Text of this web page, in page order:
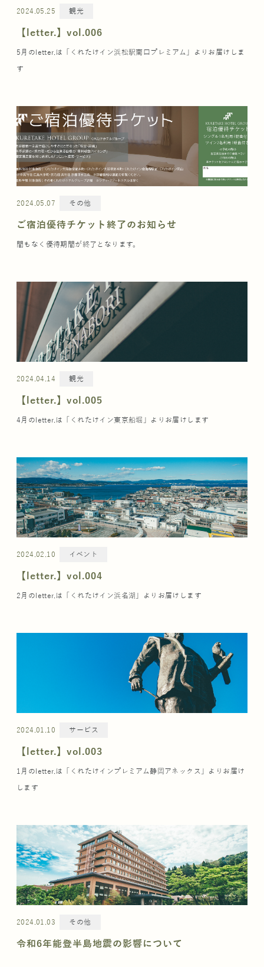
2024.05.25 観光
【letter.】vol.006
5月のletter.は「くれたけイン浜松駅南口プレミアム」よりお届けしま
す
2024.05.07 その他
ご宿泊優待チケット終了のお知らせ
間もなく優待期間が終了となります。
2024.04.14 観光
【letter.】vol.005
4月のletter.は「くれたけイン東京船堀」よりお届けします
2024.02.10 イベント
【letter.】vol.004
2月のletter.は「くれたけイン浜名湖」よりお届けします
2024.01.10 サービス
【letter.】vol.003
1月のletter.は「くれたけインプレミアム静岡アネックス」よりお届け
します
2024.01.03 その他
令和6年能登半島地震の影響について